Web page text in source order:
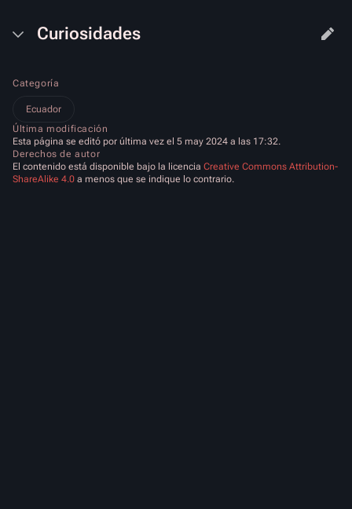
Curiosidades
Categoría
Ecuador
Última modificación
Esta página se editó por última vez el 5 may 2024 a las 17:32.
Derechos de autor
El contenido está disponible bajo la licencia Creative Commons Attribution-
ShareAlike 4.0 a menos que se indique lo contrario.